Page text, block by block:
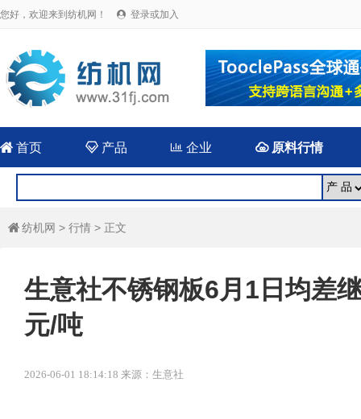
您好，欢迎来到纺机网！  登录或加入
 首页 产品  企业 原料行情
 纺机网 > 行情 > 正文
生意社不锈钢板6月1日均差
元/吨
2026-06-01 18:14:18 来源：生意社